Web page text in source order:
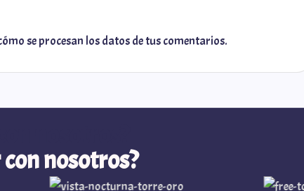
se procesan los datos de tus comentarios.
nosotros?